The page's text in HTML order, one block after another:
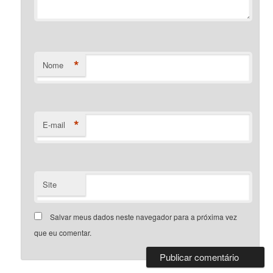
Nome *
E-mail *
Site
Salvar meus dados neste navegador para a próxima vez
que eu comentar.